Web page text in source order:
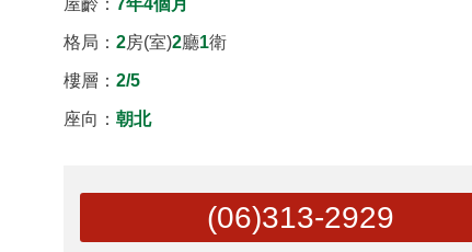
格局： 2房(室)2廳1衛
樓層： 2/5
座向： 朝北
(06)313-2929